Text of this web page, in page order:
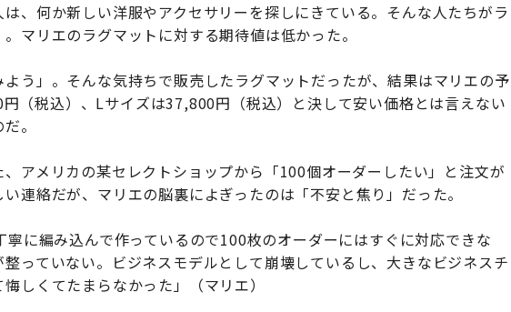
は、何か新しい洋服やアクセサリーを探しにきている。そんな人たちがラ
マリエのラグマットに対する期待値は低かった。
よう」。そんな気持ちで販売したラグマットだったが、結果はマリエの予
（税込）、Lサイズは37,800円（税込）と決して安い価格とは言えない
。
アメリカの某セレクトショップから「100個オーダーしたい」と注文が
連絡だが、マリエの脳裏によぎったのは「不安と焦り」だった。
寧に編み込んで作っているので100枚のオーダーにはすぐに対応できな
っていない。ビジネスモデルとして崩壊しているし、大きなビジネスチ
しくてたまらなかった」（マリエ）